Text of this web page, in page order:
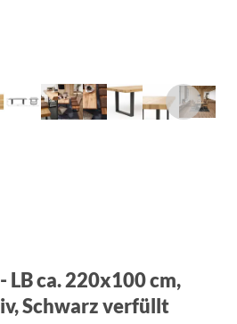
LB ca. 220x100 cm,
Schwarz verfüllt